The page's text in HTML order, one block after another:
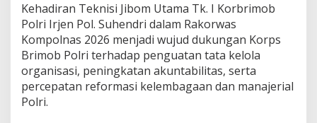
Kehadiran Teknisi Jibom Utama Tk. I Korbrimob
Polri Irjen Pol. Suhendri dalam Rakorwas
Kompolnas 2026 menjadi wujud dukungan Korps
Brimob Polri terhadap penguatan tata kelola
organisasi, peningkatan akuntabilitas, serta
percepatan reformasi kelembagaan dan manajerial
Polri.